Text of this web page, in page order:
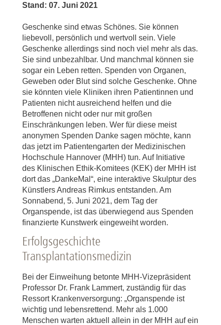
Stand: 07. Juni 2021
Geschenke sind etwas Schönes. Sie können
liebevoll, persönlich und wertvoll sein. Viele
Geschenke allerdings sind noch viel mehr als das.
Sie sind unbezahlbar. Und manchmal können sie
sogar ein Leben retten. Spenden von Organen,
Geweben oder Blut sind solche Geschenke. Ohne
sie könnten viele Kliniken ihren Patientinnen und
Patienten nicht ausreichend helfen und die
Betroffenen nicht oder nur mit großen
Einschränkungen leben. Wer für diese meist
anonymen Spenden Danke sagen möchte, kann
das jetzt im Patientengarten der Medizinischen
Hochschule Hannover (MHH) tun. Auf Initiative
des Klinischen Ethik-Komitees (KEK) der MHH ist
dort das „DankeMal“, eine interaktive Skulptur des
Künstlers Andreas Rimkus entstanden. Am
Sonnabend, 5. Juni 2021, dem Tag der
Organspende, ist das überwiegend aus Spenden
finanzierte Kunstwerk eingeweiht worden.
Erfolgsgeschichte
Transplantationsmedizin
Bei der Einweihung betonte MHH-Vizepräsident
Professor Dr. Frank Lammert, zuständig für das
Ressort Krankenversorgung: „Organspende ist
wichtig und lebensrettend. Mehr als 1.000
Menschen warten aktuell allein in der MHH auf ein